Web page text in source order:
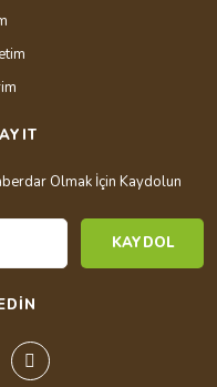
Olmak İçin Kaydolun
KAYDOL